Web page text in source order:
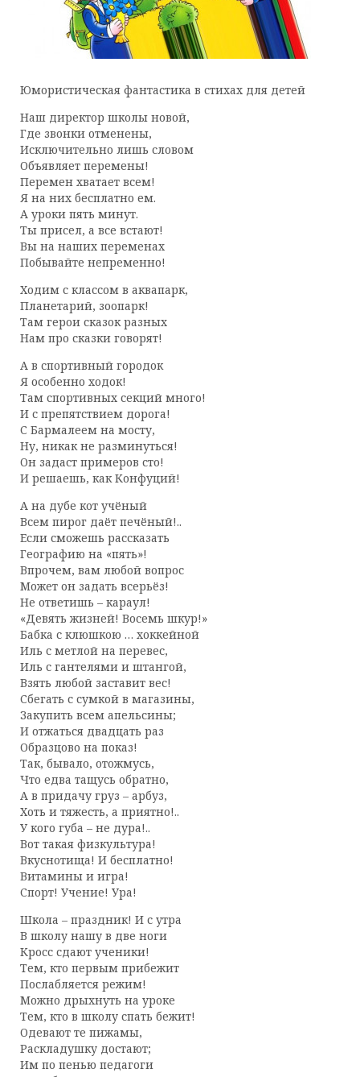
Юмористическая фантастика в стихах для детей
Наш директор школы новой,
Где звонки отменены,
Исключительно лишь словом
Объявляет перемены!
Перемен хватает всем!
Я на них бесплатно ем.
А уроки пять минут.
Ты присел, а все встают!
Вы на наших переменах
Побывайте непременно!
Ходим с классом в аквапарк,
Планетарий, зоопарк!
Там герои сказок разных
Нам про сказки говорят!
А в спортивный городок
Я особенно ходок!
Там спортивных секций много!
И с препятствием дорога!
С Бармалеем на мосту,
Ну, никак не разминуться!
Он задаст примеров сто!
И решаешь, как Конфуций!
А на дубе кот учёный
Всем пирог даёт печёный!..
Если сможешь рассказать
Географию на «пять»!
Впрочем, вам любой вопрос
Может он задать всерьёз!
Не ответишь – караул!
«Девять жизней! Восемь шкур!»
Бабка с клюшкою … хоккейной
Иль с метлой на перевес,
Иль с гантелями и штангой,
Взять любой заставит вес!
Сбегать с сумкой в магазины,
Закупить всем апельсины;
И отжаться двадцать раз
Образцово на показ!
Так, бывало, отожмусь,
Что едва тащусь обратно,
А в придачу груз – арбуз,
Хоть и тяжесть, а приятно!..
У кого губа – не дура!..
Вот такая физкультура!
Вкуснотища! И бесплатно!
Витамины и игра!
Спорт! Учение! Ура!
Школа – праздник! И с утра
В школу нашу в две ноги
Кросс сдают ученики!
Тем, кто первым прибежит
Послабляется режим!
Можно дрыхнуть на уроке
Тем, кто в школу спать бежит!
Одевают те пижамы,
Раскладушку достают;
Им по пенью педагоги